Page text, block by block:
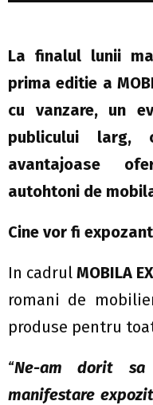
La finalul lunii
prima editie a
cu vanzare, un
publicului
avantajoase
autohtoni de
Cine vor fi
In cadrul MOBILA
romani de
produse pentru
“Ne-am dorit sa
manifestare